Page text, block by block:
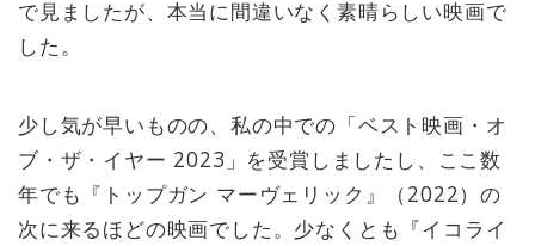
で見ましたが、本当に間違いなく素晴らしい映画で
した。
少し気が早いものの、私の中での「ベスト映画・オ
ブ・ザ・イヤー 2023」を受賞しましたし、ここ数
年でも『トップガン マーヴェリック』（2022）の
次に来るほどの映画でした。少なくとも『イコライ